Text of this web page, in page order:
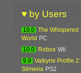
♥ by Users
10.0
The Whispered
World
PC
10.0
Robox Wii
9.9
Valkyrie Profile 2:
Silmeria PS2